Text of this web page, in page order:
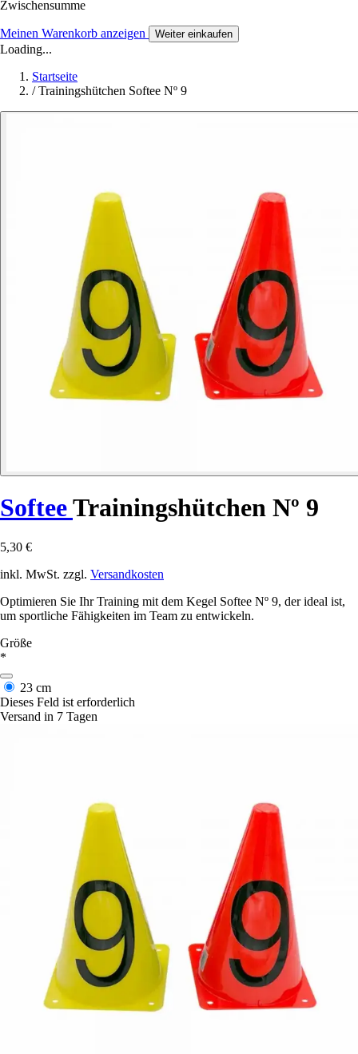
Zwischensumme
Meinen Warenkorb anzeigen Weiter einkaufen
Loading...
Startseite
/ Trainingshütchen Softee Nº 9
SofteeTrainingshütchen Nº 9
5,30 €
inkl. MwSt. zzgl. Versandkosten
Optimieren Sie Ihr Training mit dem Kegel Softee Nº 9, der ideal ist,
um sportliche Fähigkeiten im Team zu entwickeln.
Größe
*
23 cm
Dieses Feld ist erforderlich
Versand in 7 Tagen